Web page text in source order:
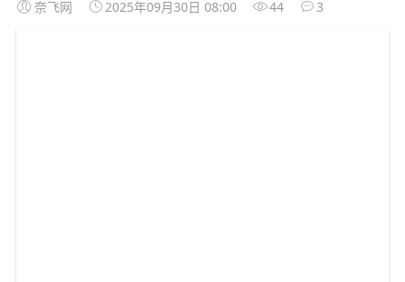
奈飞网 2025年09月30日 08:00 44 3